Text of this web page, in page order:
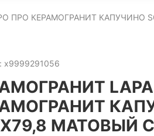
ПРО КЕРАМОГРАНИТ КАПУЧИНО
х9999291056
МАТОВЫЙ